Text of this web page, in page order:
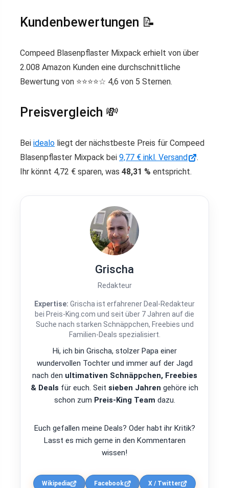
Kundenbewertungen 📝
Compeed Blasenpflaster Mixpack erhielt von über
2.008 Amazon Kunden eine durchschnittliche
Bewertung von ⭐️⭐️⭐️⭐️☆ 4,6 von 5 Sternen.
Preisvergleich 💸
Bei idealo liegt der nächstbeste Preis für Compeed
Blasenpflaster Mixpack bei 9,77 € inkl. Versand
.
Ihr könnt 4,72 € sparen, was 48,31 % entspricht.
Grischa
Redakteur
Expertise: Grischa ist erfahrener Deal-Redakteur
bei Preis-King.com und seit über 7 Jahren auf die
Suche nach starken Schnäppchen, Freebies und
Familien-Deals spezialisiert.
Hi, ich bin Grischa, stolzer Papa einer
wundervollen Tochter und immer auf der Jagd
nach den ultimativen Schnäppchen, Freebies
& Deals für euch. Seit sieben Jahren gehöre ich
schon zum Preis-King Team dazu.
Euch gefallen meine Deals? Oder habt ihr Kritik?
Lasst es mich gerne in den Kommentaren
wissen!
Wikipedia Facebook X / Twitter